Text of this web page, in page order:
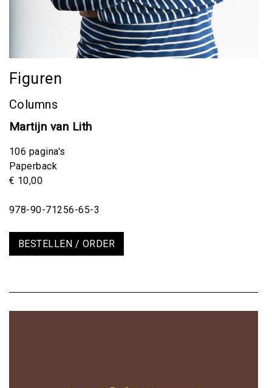
Figuren
Columns
Martijn van Lith
106 pagina's
Paperback
€ 10,00
978-90-71256-65-3
BESTELLEN / ORDER